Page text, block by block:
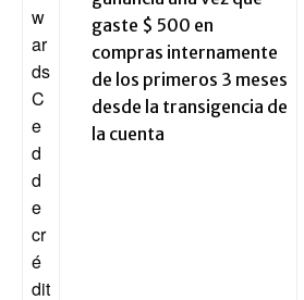
w
ar
ds
C
e
d
d
e
cr
é
dit
gaste $ 500 en
compras internamente
de los primeros 3 meses
desde la transigencia de
la cuenta